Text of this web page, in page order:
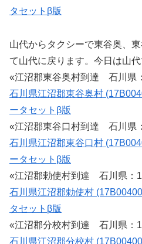
タセットβ版
山代からタクシーで東谷奥、
て山代に戻ります。今日は山代
«江沼郡東谷奥村到達 石川県
石川県江沼郡東谷奥村
ータセットβ版
«江沼郡東谷口村到達 石川県
石川県江沼郡東谷口村
ータセットβ版
«江沼郡勅使村到達 石川県：
石川県江沼郡勅使村
タセットβ版
«江沼郡分校村到達 石川県：
石川県江沼郡分校村